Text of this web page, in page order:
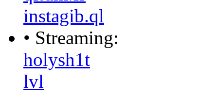
instagib.ql
• Streaming:
holysh1t
lvl